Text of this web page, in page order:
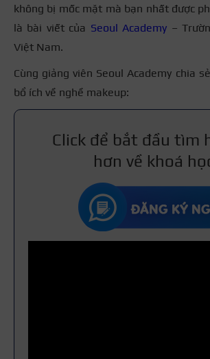
không bị mốc mặt mà bạn nhất được
là bài viết của Seoul Academy –
Việt Nam.
Cùng giảng viên Seoul Academy chia
bổ ích về nghề makeup:
Click để bắt đầu tìm
hơn về khoá